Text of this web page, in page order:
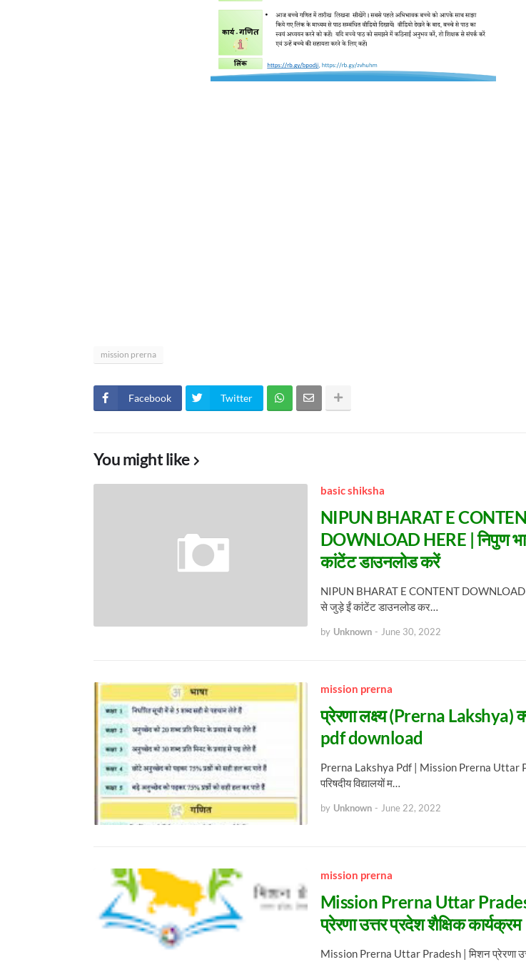
mission prerna
Facebook Twitter
You might like
basic shiksha
NIPUN BHARAT E
DOWNLOAD HERE | निपुण
कांटेंट डाउनलोड करें
NIPUN BHARAT E CONTENT DOWNLOAD
से जुड़े ईं कांटेंट डाउनलोड कर…
by Unknown - June 30, 2022
mission prerna
प्रेरणा लक्ष्य (Prerna Lakshya)
pdf download
Prerna Lakshya Pdf | Mission Prerna Uttar
परिषदीय विद्यालयों म…
by Unknown - June 22, 2022
mission prerna
Mission Prerna Uttar
प्रेरणा उत्तर प्रदेश शैक्षिक कार्यक्रम
Mission Prerna Uttar Pradesh | मिशन प्रेरणा